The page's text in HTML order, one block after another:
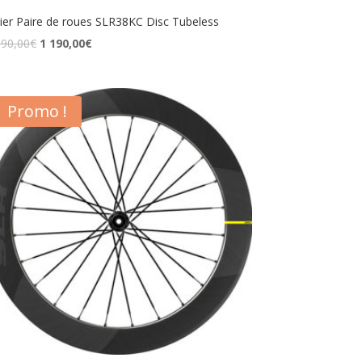
Paire de roues SLR38KC Disc Tubeless
€ 1 190,00€
Promo !